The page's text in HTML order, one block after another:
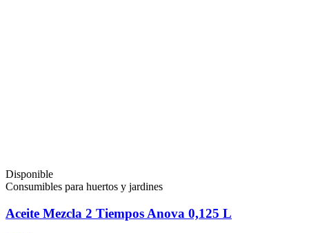
Disponible
Consumibles para huertos y jardines
Aceite Mezcla 2 Tiempos Anova 0,125 L